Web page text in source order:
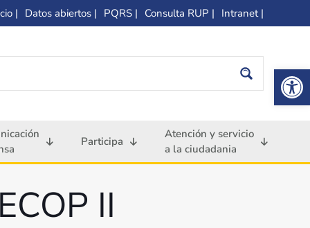
| Datos abiertos | PQRS | Consulta RUP | Intranet |
Participa
Atención y servicio
a la ciudadania
II